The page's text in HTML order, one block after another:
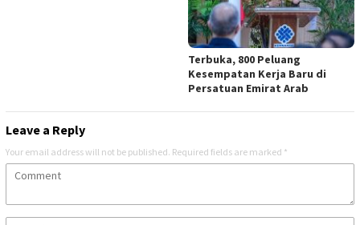
Terbuka, 800 Peluang
Kesempatan Kerja Baru di
Persatuan Emirat Arab
Leave a Reply
Your email address will not be published. Required fields are marked *